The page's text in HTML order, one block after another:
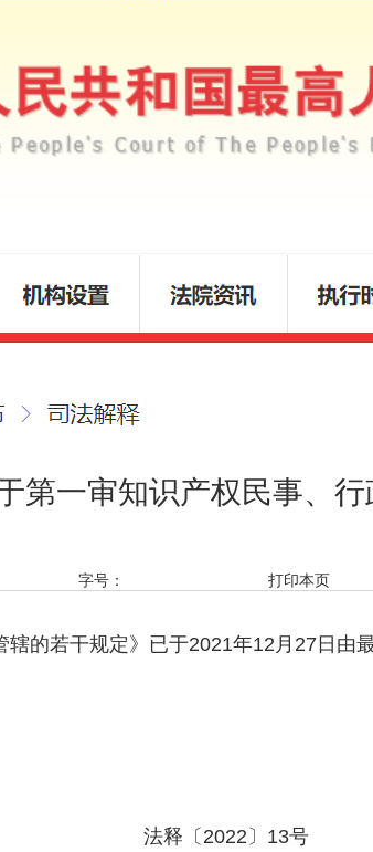
第一审知识产权民事、
字号： 打印本页
若干规定》已于2021年12月27日由
法释〔2022〕13号